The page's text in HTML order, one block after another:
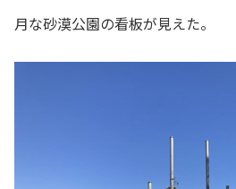
月な砂漠公園の看板が見えた。